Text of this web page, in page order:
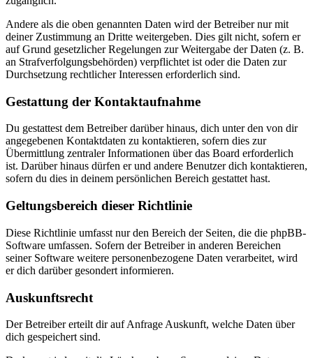
Andere als die oben genannten Daten wird der Betreiber nur mit
deiner Zustimmung an Dritte weitergeben. Dies gilt nicht, sofern er
auf Grund gesetzlicher Regelungen zur Weitergabe der Daten (z. B.
an Strafverfolgungsbehörden) verpflichtet ist oder die Daten zur
Durchsetzung rechtlicher Interessen erforderlich sind.
Gestattung der Kontaktaufnahme
Du gestattest dem Betreiber darüber hinaus, dich unter den von dir
angegebenen Kontaktdaten zu kontaktieren, sofern dies zur
Übermittlung zentraler Informationen über das Board erforderlich
ist. Darüber hinaus dürfen er und andere Benutzer dich kontaktieren,
sofern du dies in deinem persönlichen Bereich gestattet hast.
Geltungsbereich dieser Richtlinie
Diese Richtlinie umfasst nur den Bereich der Seiten, die die phpBB-
Software umfassen. Sofern der Betreiber in anderen Bereichen
seiner Software weitere personenbezogene Daten verarbeitet, wird
er dich darüber gesondert informieren.
Auskunftsrecht
Der Betreiber erteilt dir auf Anfrage Auskunft, welche Daten über
dich gespeichert sind.